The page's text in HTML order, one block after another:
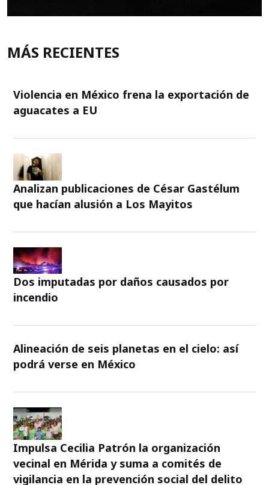
MÁS RECIENTES
Violencia en México frena la exportación de
aguacates a EU
Analizan publicaciones de César Gastélum
que hacían alusión a Los Mayitos
Dos imputadas por daños causados por
incendio
Alineación de seis planetas en el cielo: así
podrá verse en México
Impulsa Cecilia Patrón la organización
vecinal en Mérida y suma a comités de
vigilancia en la prevención social del delito